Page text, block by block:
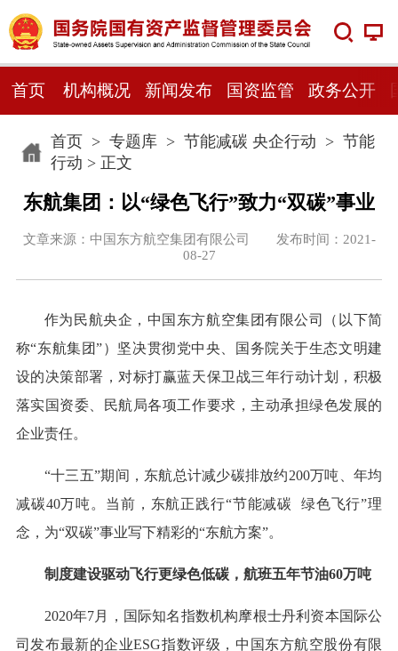
首页 机构概况 新闻发布 国资监管 政务公开
首页> 专题库> 节能减碳 央企行动 > 节能
行动 > 正文
东航集团：以“绿色飞行”致力“双碳”事业
文章来源：中国东方航空集团有限公司 发布时间：2021-
08-27
作为民航央企，中国东方航空集团有限公司（以下简
称“东航集团”）坚决贯彻党中央、国务院关于生态文明建
设的决策部署，对标打赢蓝天保卫战三年行动计划，积极
落实国资委、民航局各项工作要求，主动承担绿色发展的
企业责任。
“十三五”期间，东航总计减少碳排放约200万吨、年均
减碳40万吨。当前，东航正践行“节能减碳 绿色飞行”理
念，为“双碳”事业写下精彩的“东航方案”。
制度建设驱动飞行更绿色低碳，航班五年节油60万吨
2020年7月，国际知名指数机构摩根士丹利资本国际公
司发布最新的企业ESG指数评级，中国东方航空股份有限